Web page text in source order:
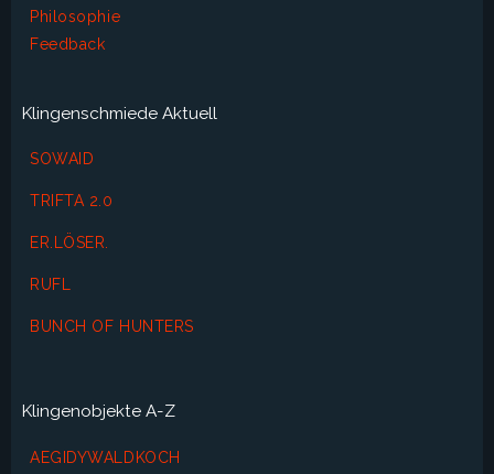
Philosophie
Feedback
Klingenschmiede Aktuell
SOWAID
TRIFTA 2.0
ER.LÖSER.
RUFL
BUNCH OF HUNTERS
Klingenobjekte A-Z
AEGIDYWALDKOCH